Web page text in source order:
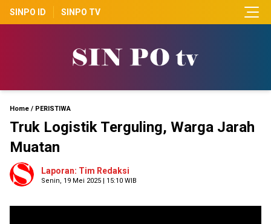
SINPO ID SINPO TV
Home / PERISTIWA
Truk Logistik Terguling, Warga Jarah
Muatan
Laporan: Tim Redaksi
Senin, 19 Mei 2025 | 15:10 WIB